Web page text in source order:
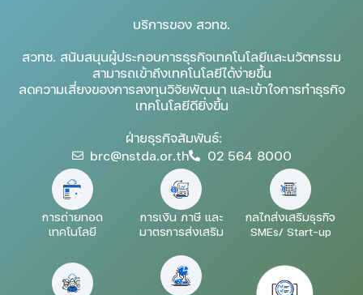
บริการของ สวทช.
สวทช. สนับสนุนผู้ประกอบการธุรกิจเทคโนโลยีและนวัตกรรม
สามารถเข้าถึงเทคโนโลยีได้ง่ายขึ้น
ลดความเสี่ยงของการลงทุนวิจัยพัฒนา และเข้าใจการทำธุรกิจ
เทคโนโลยีดียิ่งขึ้น
ฝ่ายธุรกิจสัมพันธ์:
brc@nstda.or.th
02 564 8000
การถ่ายทอด
เทคโนโลยี
การเงิน ภาษี และ
มาตรการส่งเสริม
กลไกส่งเสริมธุรกิจ
SMEs/ Start-up